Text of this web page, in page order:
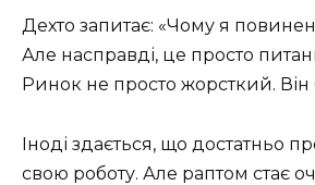
Дехто запитає: «Чому я
Але насправді, це просто
Ринок не просто жорсткий.
Іноді здається, що достатньо
свою роботу. Але раптом стає